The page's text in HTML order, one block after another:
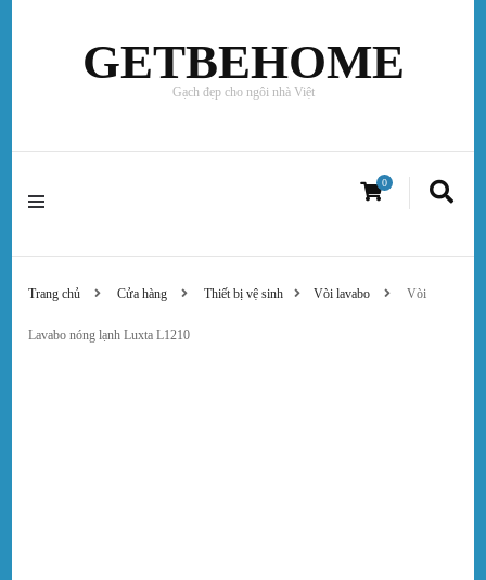
GETBEHOME
Gạch đẹp cho ngôi nhà Việt
0
Trang chủ Cửa hàng Thiết bị vệ sinh Vòi lavabo Vòi
Lavabo nóng lạnh Luxta L1210